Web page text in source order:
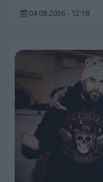
04.08.2026 - 12:18